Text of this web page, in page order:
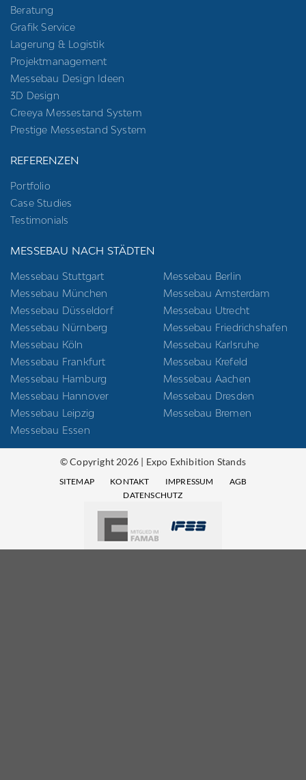
Beratung
Grafik Service
Lagerung & Logistik
Projektmanagement
Messebau Design Ideen
3D Design
Creeya Messestand System
Prestige Messestand System
REFERENZEN
Portfolio
Case Studies
Testimonials
MESSEBAU NACH STÄDTEN
Messebau Stuttgart
Messebau München
Messebau Düsseldorf
Messebau Nürnberg
Messebau Köln
Messebau Frankfurt
Messebau Hamburg
Messebau Hannover
Messebau Leipzig
Messebau Essen
Messebau Berlin
Messebau Amsterdam
Messebau Utrecht
Messebau Friedrichshafen
Messebau Karlsruhe
Messebau Krefeld
Messebau Aachen
Messebau Dresden
Messebau Bremen
© Copyright 2026 | Expo Exhibition Stands
SITEMAP KONTAKT IMPRESSUM
AGB
DATENSCHUTZ